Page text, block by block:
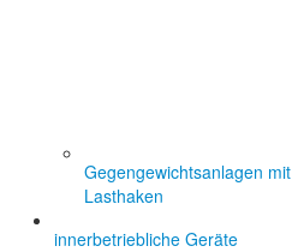
Gegengewichtsanlagen mit
Lasthaken
innerbetriebliche Geräte